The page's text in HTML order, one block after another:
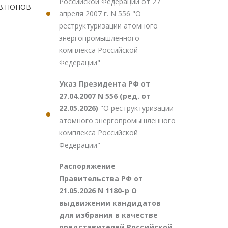
апреля 2007 г. N 556 "О
реструктуризации атомного
энергопромышленного
комплекса Российской
Федерации"
Указ Президента РФ от
27.04.2007 N 556 (ред. от
22.05.2026) "О реструктуризации
атомного энергопромышленного
комплекса Российской
Федерации"
Распоряжение
Правительства РФ от
21.05.2026 N 1180-р О
выдвижении кандидатов
для избрания в качестве